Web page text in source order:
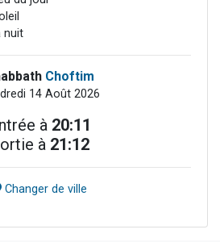
nuit
Choftim
14 Août 2026
à 20:11
à 21:12
Changer de ville